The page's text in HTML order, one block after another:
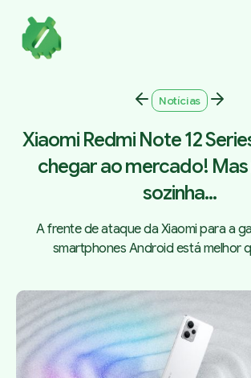
Notícias
Xiaomi Redmi Note 12
chegar ao mercado! Mas
sozinha...
A frente de ataque da Xiaomi para a
smartphones Android está melhor